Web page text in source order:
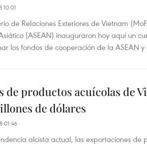
de Relaciones Exteriores de Vietnam
(ASEAN) inauguraron hoy aquí un
los fondos de cooperación de la ASEAN
de productos acuícolas de
de dólares
01:46
alcista actual, las exportaciones